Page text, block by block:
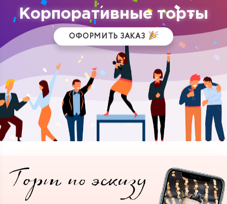
Корпоративные торты
ОФОРМИТЬ ЗАКАЗ